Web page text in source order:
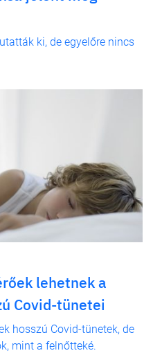
ki, de egyelőre nincs
lehetnek a
Covid-tünetei
hosszú Covid-tünetek, de
mint a felnőtteké.